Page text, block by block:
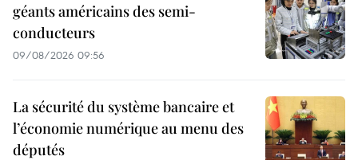
géants américains des semi-
conducteurs
09/08/2026 09:56
La sécurité du système bancaire et
l’économie numérique au menu des
députés